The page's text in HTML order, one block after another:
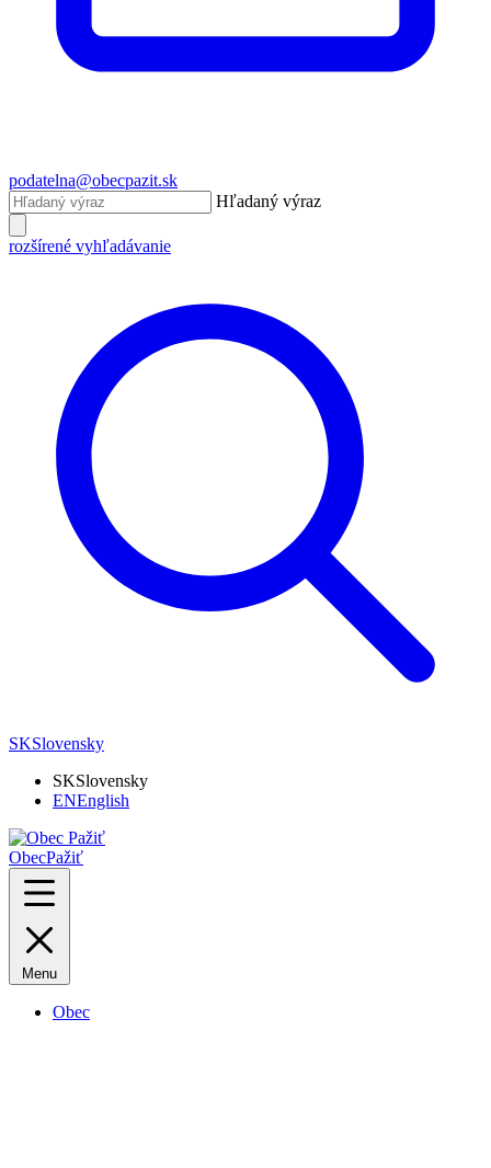
podatelna@obecpazit.sk
Hľadaný výraz
rozšírené vyhľadávanie
SKSlovensky
SKSlovensky
ENEnglish
ObecPažiť
Menu
Obec